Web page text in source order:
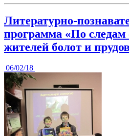
Литературно-
программа «По следам
жителей болот и
06/02/18